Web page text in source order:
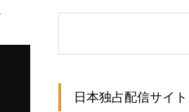
日本独占配信サイ